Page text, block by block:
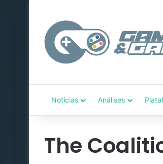
Notícias Análises
The